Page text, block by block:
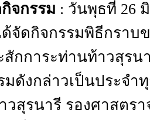
จกรรม : วันพุธที่ 26
จัดกิจกรรมพิธีกราบ
กการะท่านท้าวสุรน
มดังกล่าวเป็นประจ
วสุรนารี รองศาสตร